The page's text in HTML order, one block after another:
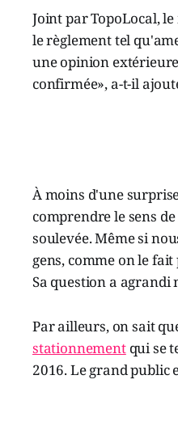
Joint par TopoLocal,
le règlement tel
une opinion
confirmée», a-t-il
À moins d'une
comprendre le sens
soulevée. Même si
gens, comme on le
Sa question a agrandi
Par ailleurs, on sait
stationnementqui se
2016. Le grand public